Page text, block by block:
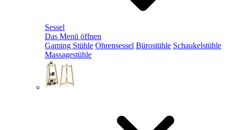
Sessel
Das Menü öffnen
Gaming Stühle Ohrensessel Bürostühle Schaukelstühle
Massagestühle